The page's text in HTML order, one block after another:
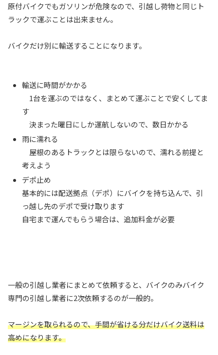
原付バイクでもガソリンが危険なので、引越し荷物と同じト
ラックで運ぶことは出来ません。
バイクだけ別に輸送することになります。
輸送に時間がかかる
1台を運ぶのではなく、まとめて運ぶことで安くしてま
す
決まった曜日にしか運航しないので、数日かかる
雨に濡れる
屋根のあるトラックとは限らないので、濡れる前提と
考えよう
デポ止め
基本的には配送拠点（デポ）にバイクを持ち込んで、引
っ越し先のデポで受け取ります
自宅まで運んでもらう場合は、追加料金が必要
一般の引越し業者にまとめて依頼すると、バイクのみバイク
専門の引越し業者に2次依頼するのが一般的。
マージンを取られるので、手間が省ける分だけバイク送料は
高めになります。